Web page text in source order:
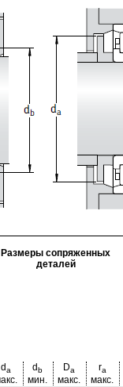
Размеры сопряженных
деталей
da d b
мин.
Da
макс.
ra
макс.